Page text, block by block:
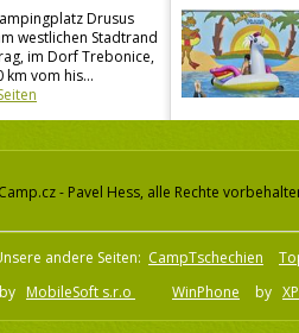
Drusus
westlichen Stadtrand
im Dorf Trebonice,
km vom his...
- Pavel Hess, alle Rechte
andere Seiten: CampTschechien
by MobileSoft s.r.o WinPhone by